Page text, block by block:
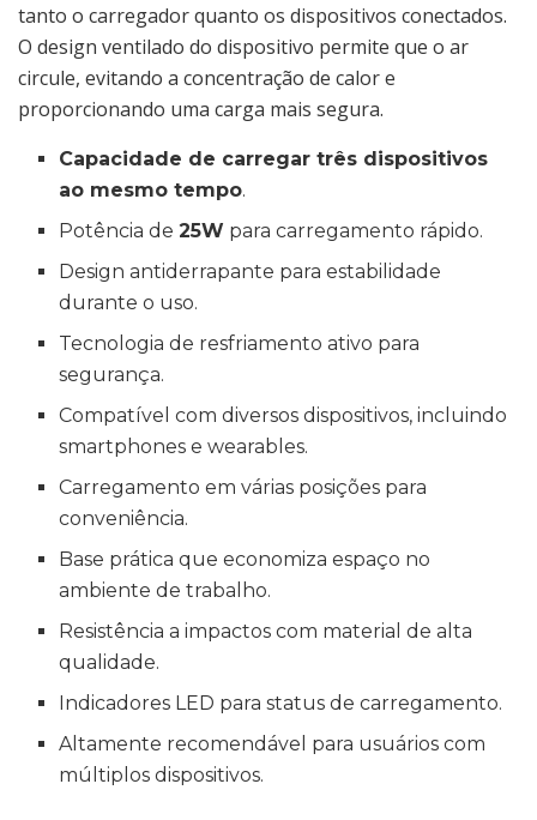
tanto o carregador quanto os dispositivos conectados.
O design ventilado do dispositivo permite que o ar
circule, evitando a concentração de calor e
proporcionando uma carga mais segura.
Capacidade de carregar três dispositivos
ao mesmo tempo.
Potência de25W para carregamento rápido.
Design antiderrapante para estabilidade
durante o uso.
Tecnologia de resfriamento ativo para
segurança.
Compatível com diversos dispositivos, incluindo
smartphones e wearables.
Carregamento em várias posições para
conveniência.
Base prática que economiza espaço no
ambiente de trabalho.
Resistência a impactos com material de alta
qualidade.
Indicadores LED para status de carregamento.
Altamente recomendável para usuários com
múltiplos dispositivos.